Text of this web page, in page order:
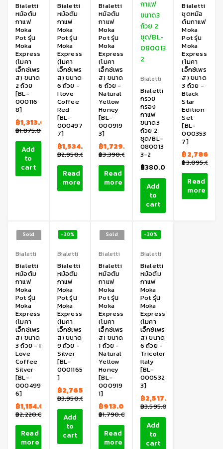
Bialetti
หม้อต้ม
กาแฟ
Moka
Pot รุ่น
Moka
Express
(โมคา
เอ็กซ์เพร
ส) ขนาด
2 ถ้วย
[BL-
000116
8]
฿1,875.00
฿1,313.00
Add
to
cart
Bialetti
หม้อต้ม
กาแฟ
Moka
Pot รุ่น
Moka
Express
(โมคา
เอ็กซ์เพร
ส) ขนาด
6 ถ้วย -
I love
Coffee
Red
[BL-
000497
7]
฿2,950.00
฿1,534.00
Read
more
Bialetti
หม้อต้ม
กาแฟ
Moka
Pot รุ่น
Moka
Express
(โมคา
เอ็กซ์เพร
ส) ขนาด
6 ถ้วย -
Natural
Yellow
Honey
[BL-
000919
3]
฿3,390.00
฿1,729.00
Read
more
Bialetti
Bialetti
กรวย
กรอง
กาแฟ
ขนาด3
ถ้วย 2
ชุด/BL-
080013
3-2
฿380.00
Add
to
cart
Bialetti
ชุดหม้อ
ต้มกาแฟ
Moka
Pot รุ่น
Moka
Express
(โมคา
เอ็กซ์เพร
ส) ขนาด
3 ถ้วย -
Black
Star
Edition
Set
[BL-
000353
7]
฿3,095.00
฿2,786.00
Read
more
Sold
out
Bialetti
Bialetti
หม้อต้ม
กาแฟ
Moka
Pot รุ่น
Moka
Express
(โมคา
เอ็กซ์เพร
ส) ขนาด
3 ถ้วย - I
Love
Coffee
Silver
[BL-
000499
6]
฿2,220.00
฿1,154.00
Read
more
-30%
Bialetti
Bialetti
หม้อต้ม
กาแฟ
Moka
Pot รุ่น
Moka
Express
(โมคา
เอ็กซ์เพร
ส) ขนาด
9 ถ้วย -
Silver
[BL-
0001165
]
฿3,950.00
฿2,765.00
Add
to
cart
Sold
out
Bialetti
Bialetti
หม้อต้ม
กาแฟ
Moka
Pot รุ่น
Moka
Express
(โมคา
เอ็กซ์เพร
ส) ขนาด
1 ถ้วย -
Natural
Yellow
Honey
[BL-
000919
1]
฿1,790.00
฿913.00
Read
more
-30%
Bialetti
Bialetti
หม้อต้ม
กาแฟ
Moka
Pot รุ่น
Moka
Express
(โมคา
เอ็กซ์เพร
ส) ขนาด
6 ถ้วย -
Tricolor
Italy
[BL-
000532
3]
฿3,595.00
฿2,517.00
Add
to
cart